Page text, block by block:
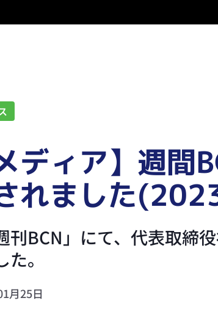
ディア】週
れました
刊BCN」にて、代表取締
た。
月25日